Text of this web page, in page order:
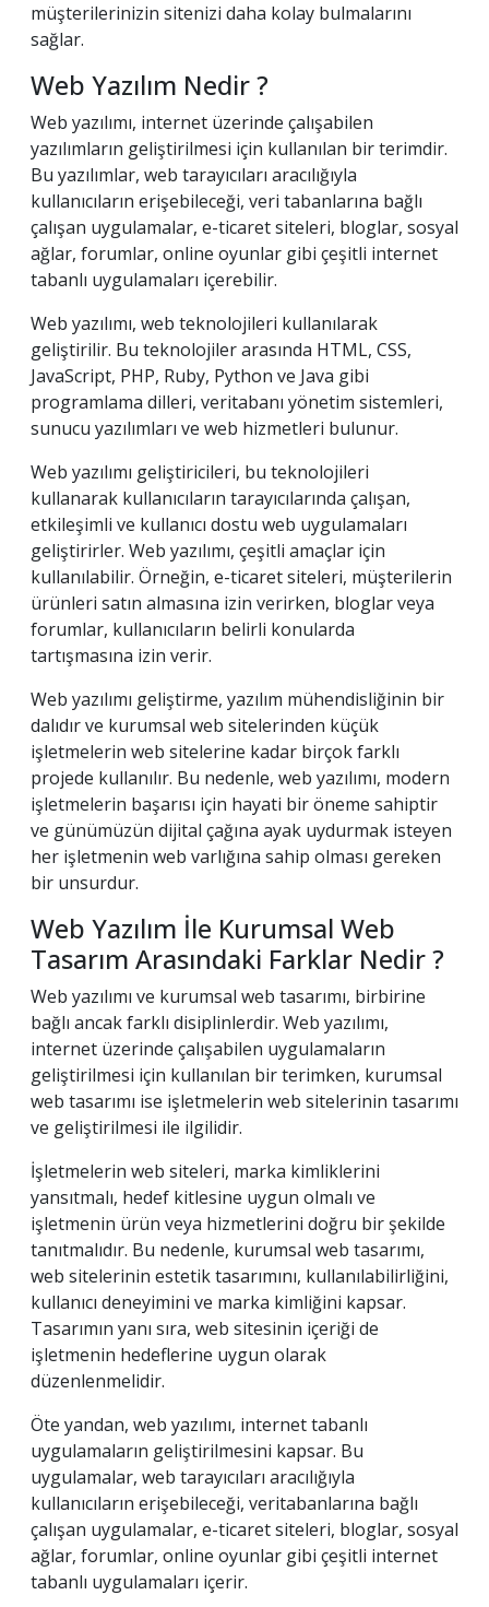
müşterilerinizin sitenizi daha kolay bulmalarını
sağlar.
Web Yazılım Nedir ?
Web yazılımı, internet üzerinde çalışabilen
yazılımların geliştirilmesi için kullanılan bir terimdir.
Bu yazılımlar, web tarayıcıları aracılığıyla
kullanıcıların erişebileceği, veri tabanlarına bağlı
çalışan uygulamalar, e-ticaret siteleri, bloglar, sosyal
ağlar, forumlar, online oyunlar gibi çeşitli internet
tabanlı uygulamaları içerebilir.
Web yazılımı, web teknolojileri kullanılarak
geliştirilir. Bu teknolojiler arasında HTML, CSS,
JavaScript, PHP, Ruby, Python ve Java gibi
programlama dilleri, veritabanı yönetim sistemleri,
sunucu yazılımları ve web hizmetleri bulunur.
Web yazılımı geliştiricileri, bu teknolojileri
kullanarak kullanıcıların tarayıcılarında çalışan,
etkileşimli ve kullanıcı dostu web uygulamaları
geliştirirler. Web yazılımı, çeşitli amaçlar için
kullanılabilir. Örneğin, e-ticaret siteleri, müşterilerin
ürünleri satın almasına izin verirken, bloglar veya
forumlar, kullanıcıların belirli konularda
tartışmasına izin verir.
Web yazılımı geliştirme, yazılım mühendisliğinin bir
dalıdır ve kurumsal web sitelerinden küçük
işletmelerin web sitelerine kadar birçok farklı
projede kullanılır. Bu nedenle, web yazılımı, modern
işletmelerin başarısı için hayati bir öneme sahiptir
ve günümüzün dijital çağına ayak uydurmak isteyen
her işletmenin web varlığına sahip olması gereken
bir unsurdur.
Web Yazılım İle Kurumsal Web
Tasarım Arasındaki Farklar Nedir ?
Web yazılımı ve kurumsal web tasarımı, birbirine
bağlı ancak farklı disiplinlerdir. Web yazılımı,
internet üzerinde çalışabilen uygulamaların
geliştirilmesi için kullanılan bir terimken, kurumsal
web tasarımı ise işletmelerin web sitelerinin tasarımı
ve geliştirilmesi ile ilgilidir.
İşletmelerin web siteleri, marka kimliklerini
yansıtmalı, hedef kitlesine uygun olmalı ve
işletmenin ürün veya hizmetlerini doğru bir şekilde
tanıtmalıdır. Bu nedenle, kurumsal web tasarımı,
web sitelerinin estetik tasarımını, kullanılabilirliğini,
kullanıcı deneyimini ve marka kimliğini kapsar.
Tasarımın yanı sıra, web sitesinin içeriği de
işletmenin hedeflerine uygun olarak
düzenlenmelidir.
Öte yandan, web yazılımı, internet tabanlı
uygulamaların geliştirilmesini kapsar. Bu
uygulamalar, web tarayıcıları aracılığıyla
kullanıcıların erişebileceği, veritabanlarına bağlı
çalışan uygulamalar, e-ticaret siteleri, bloglar, sosyal
ağlar, forumlar, online oyunlar gibi çeşitli internet
tabanlı uygulamaları içerir.